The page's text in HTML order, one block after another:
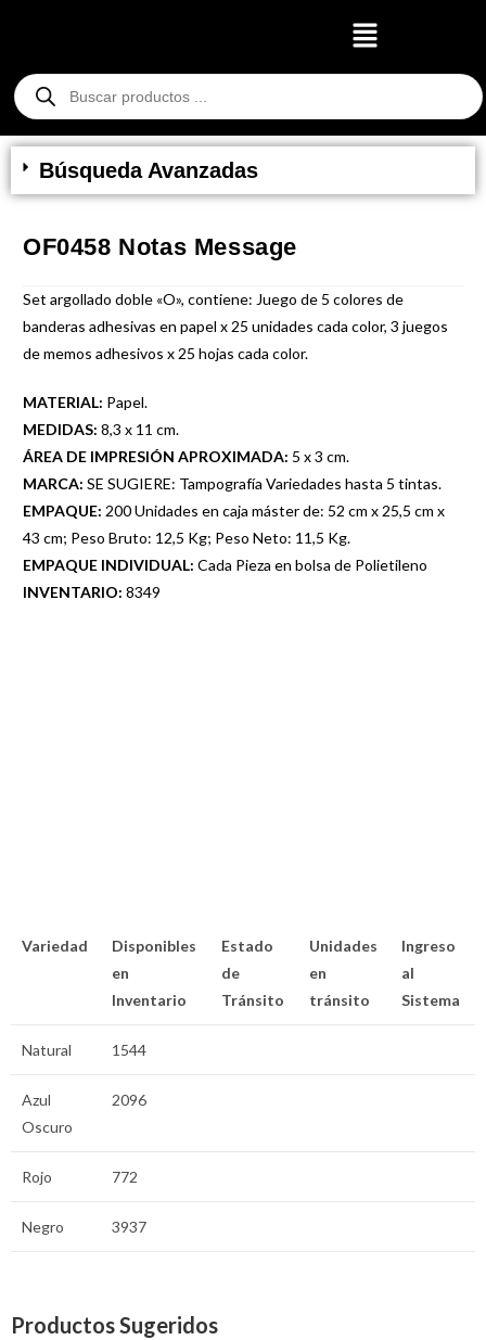
Búsqueda Avanzadas
OF0458 Notas Message
Set argollado doble «O», contiene: Juego de 5 colores de
banderas adhesivas en papel x 25 unidades cada color, 3 juegos
de memos adhesivos x 25 hojas cada color.
MATERIAL: Papel.
MEDIDAS: 8,3 x 11 cm.
ÁREA DE IMPRESIÓN APROXIMADA: 5 x 3 cm.
MARCA: SE SUGIERE: Tampografía Variedades hasta 5 tintas.
EMPAQUE: 200 Unidades en caja máster de: 52 cm x 25,5 cm x
43 cm; Peso Bruto: 12,5 Kg; Peso Neto: 11,5 Kg.
EMPAQUE INDIVIDUAL: Cada Pieza en bolsa de Polietileno
INVENTARIO: 8349
Variedad
Disponibles
en
Inventario
Estado
de
Tránsito
Unidades
en
tránsito
Ingreso
al
Sistema
Natural 1544
Azul
Oscuro
2096
Rojo 772
Negro 3937
Productos Sugeridos